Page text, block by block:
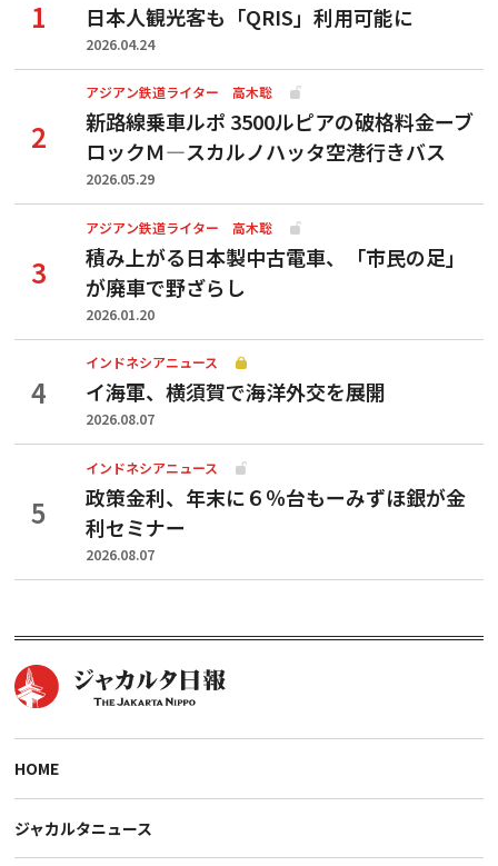
日本人観光客も「QRIS」利用可能に
2026.04.24
アジアン鉄道ライター 高木聡
新路線乗車ルポ 3500ルピアの破格料金ーブ
ロックＭ―スカルノハッタ空港行きバス
2026.05.29
アジアン鉄道ライター 高木聡
積み上がる日本製中古電車、「市民の足」
が廃車で野ざらし
2026.01.20
インドネシアニュース
イ海軍、横須賀で海洋外交を展開
2026.08.07
インドネシアニュース
政策金利、年末に６％台もーみずほ銀が金
利セミナー
2026.08.07
HOME
ジャカルタニュース